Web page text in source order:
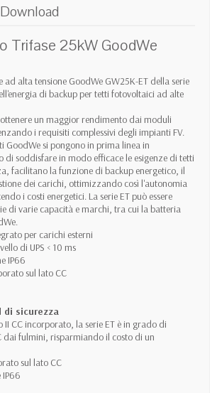
Download
Trifase 25kW GoodWe
alta tensione GoodWe GW25K-ET della serie
di backup per tetti fotovoltaici ad alte
un maggior rendimento dai moduli
i requisiti complessivi degli impianti FV.
GoodWe si pongono in prima linea in
di soddisfare in modo efficace le esigenze di tetti
facilitano la funzione di backup energetico, il
dei carichi, ottimizzando così l'autonomia
i costi energetici. La serie ET può essere
di varie capacità e marchi, tra cui la batteria
per carichi esterni
di UPS < 10 ms
IP66
sul lato CC
di sicurezza
II CC incorporato, la serie ET è in grado di
dai fulmini, risparmiando il costo di un
sul lato CC